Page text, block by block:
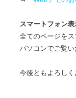
スマートフォン
全てのページをス
パソコンでご覧
今後ともよろしく